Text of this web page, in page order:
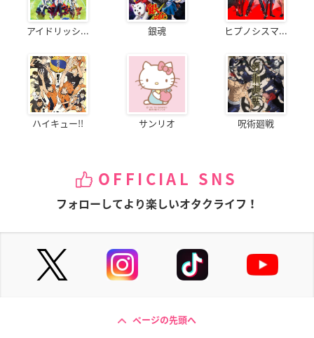
アイドリッシ... 銀魂 ヒプノシスマ...
ハイキュー!! サンリオ 呪術廻戦
OFFICIAL SNS
フォローしてより楽しいオタクライフ！
ページの先頭へ